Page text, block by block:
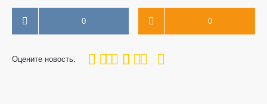
0 0
Оцените новость:
100
1 3 4 5